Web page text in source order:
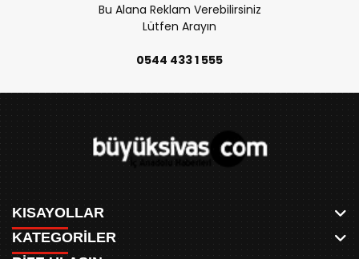
Bu Alana Reklam Verebilirsiniz
Lütfen Arayın
0544 433 1 555
KISAYOLLAR
ANASAYFA
KATEGORİLER